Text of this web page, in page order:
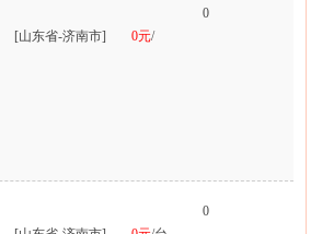
[山东省-济南市] 0元/
0
0